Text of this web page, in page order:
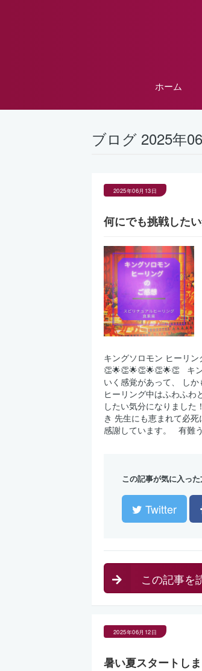
ホーム
ブログ 2025年
2025年06月13日
何にでも挑戦した
キングソロモン ヒーリ
👏🌟👏🌟👏🌟👏🌟👏 ⁡ ⁡ キ
いく感覚があって、 し
ヒーリング中はふわふわ
したい気分になりました
き 先生にも恵まれて必
感謝しています。 ⁡ ⁡ 有難
この記事が気に入っ
Twitter
この記事を
2025年06月12日
暑い夏スタートしま